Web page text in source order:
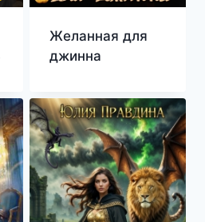
Желанная для
джинна